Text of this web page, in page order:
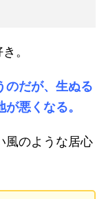
。
のだが、生ぬる
悪くなる。
風のような居心